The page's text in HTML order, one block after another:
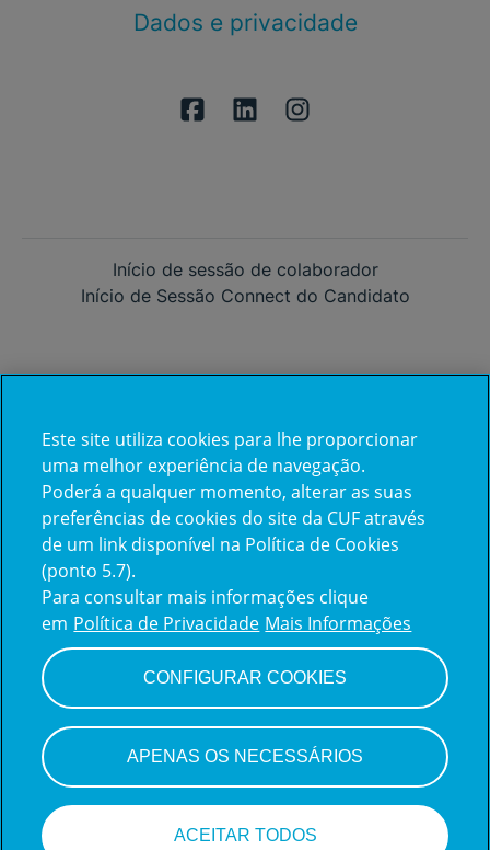
Dados e privacidade
Início de sessão de colaborador
Início de Sessão Connect do Candidato
Já trabalha na CUF?
Vamos encontrar juntos o seu
próximo colega de equipe.
Iniciar sessão
Este site utiliza cookies para lhe proporcionar
uma melhor experiência de navegação.
Poderá a qualquer momento, alterar as suas
preferências de cookies do site da CUF através
de um link disponível na Política de Cookies
(ponto 5.7).
Para consultar mais informações clique
em Política de Privacidade Mais Informações
CONFIGURAR COOKIES
APENAS OS NECESSÁRIOS
ACEITAR TODOS